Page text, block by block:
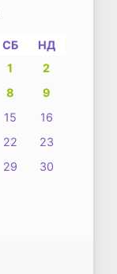
СБ
НД
1
2
8
9
15
16
22
23
29
30